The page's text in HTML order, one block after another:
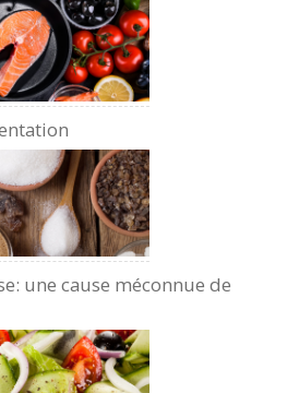
une cause méconnue de